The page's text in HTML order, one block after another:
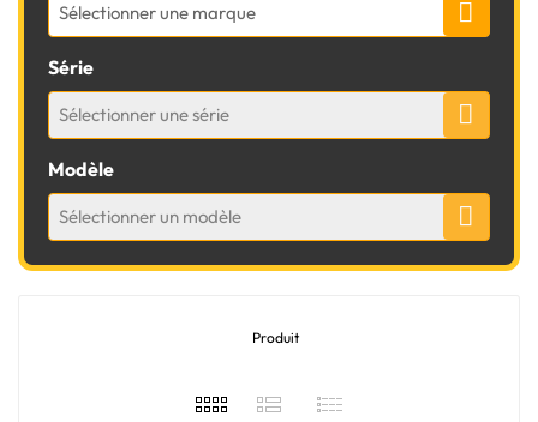
Sélectionner une marque
Série
Sélectionner une série
Modèle
Sélectionner un modèle
Produit